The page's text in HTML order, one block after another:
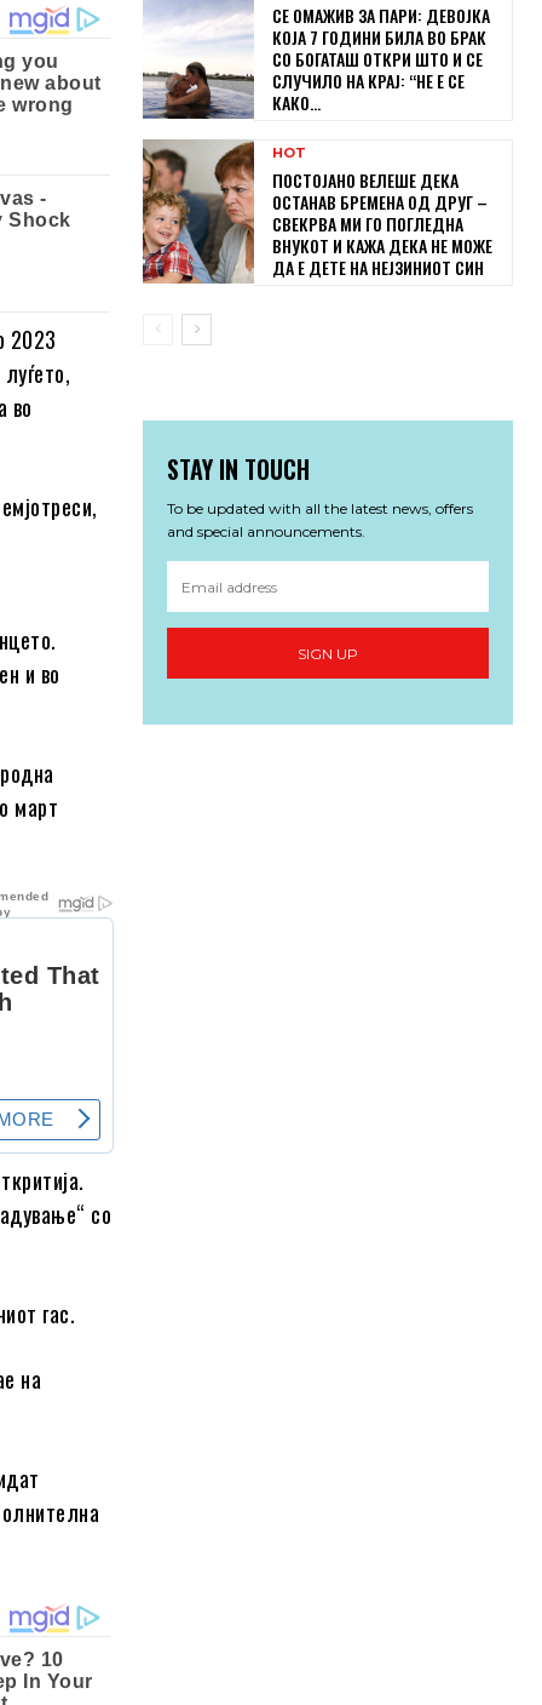
2023
во
и во
март
со
гас.
на
СЕ ОМАЖИВ ЗА ПАРИ: ДЕВОЈКА
КОЈА 7 ГОДИНИ БИЛА ВО БРАК
СО БОГАТАШ ОТКРИ ШТО И СЕ
СЛУЧИЛО НА КРАЈ: “НЕ Е СЕ
КАКО...
HOT
ПОСТОЈАНО ВЕЛЕШЕ ДЕКА
ОСТАНАВ БРЕМЕНА ОД ДРУГ –
СВЕКРВА МИ ГО ПОГЛЕДНА
ВНУКОТ И КАЖА ДЕКА НЕ МОЖЕ
ДА Е ДЕТЕ НА НЕЈЗИНИОТ СИН
STAY IN TOUCH
To be updated with all the latest news, offers
and special announcements.
SIGN UP